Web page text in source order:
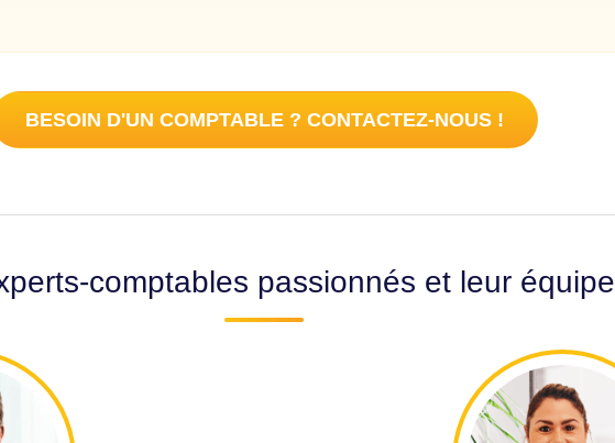
BESOIN D'UN COMPTABLE ? CONTACTEZ-NOUS !
comptables passionnés et leur équipe